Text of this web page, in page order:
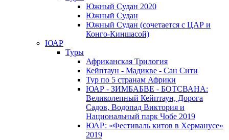
Южный Cудан 2020
Южный Cудан
Южный Судан (сочетается с ЦАР и
Конго-Киншасой)
ЮАР
Туры
Африканская Трилогия
Кейптаун - Мадикве - Сан Сити
Тур по 5 странам Африки
ЮАР - ЗИМБАБВЕ - БОТСВАНА:
Великолепный Кейптаун, Дорога
Садов, Водопад Виктория и
Национальный парк Чобе 2019
ЮАР: «Фестиваль китов в Херманусе»
2019